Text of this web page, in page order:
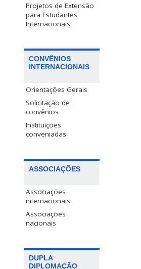
Projetos de Extensão
para Estudantes
Internacionais
CONVÊNIOS
INTERNACIONAIS
Orientações Gerais
Solicitação de
convênios
Instituições
conveniadas
ASSOCIAÇÕES
Associações
internacionais
Associações
nacionais
DUPLA
DIPLOMAÇÃO